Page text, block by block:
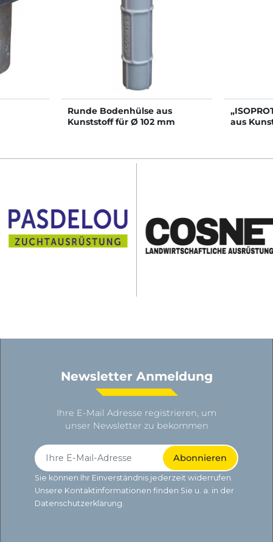
Runde Bodenhülse aus
Kunststoff für Ø 102 mm
aus
Newsletter Anmeldung
Ihre E-Mail Adresse registrieren, um
unser Newsletter zu bekommen
Sie können Ihr Einverständnis jederzeit widerrufen.
Unsere Kontaktinformationen finden Sie u. a. in der
Datenschutzerklärung.